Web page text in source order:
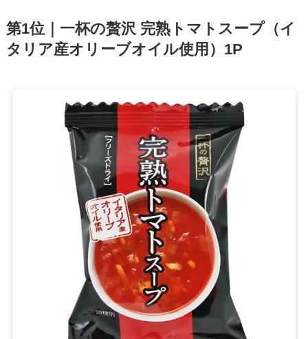
第1位｜一杯の贅沢 完熟トマトスープ（イ
タリア産オリーブオイル使用）1P